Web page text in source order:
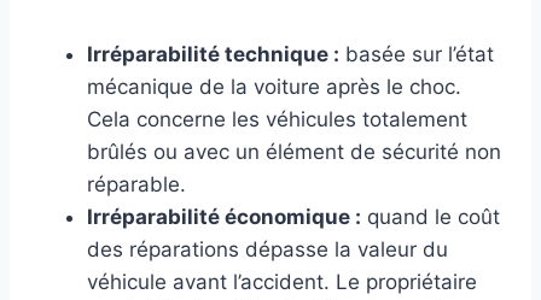
Irréparabilité technique : basée sur l’état
mécanique de la voiture après le choc.
Cela concerne les véhicules totalement
brûlés ou avec un élément de sécurité non
réparable.
Irréparabilité économique : quand le coût
des réparations dépasse la valeur du
véhicule avant l’accident. Le propriétaire